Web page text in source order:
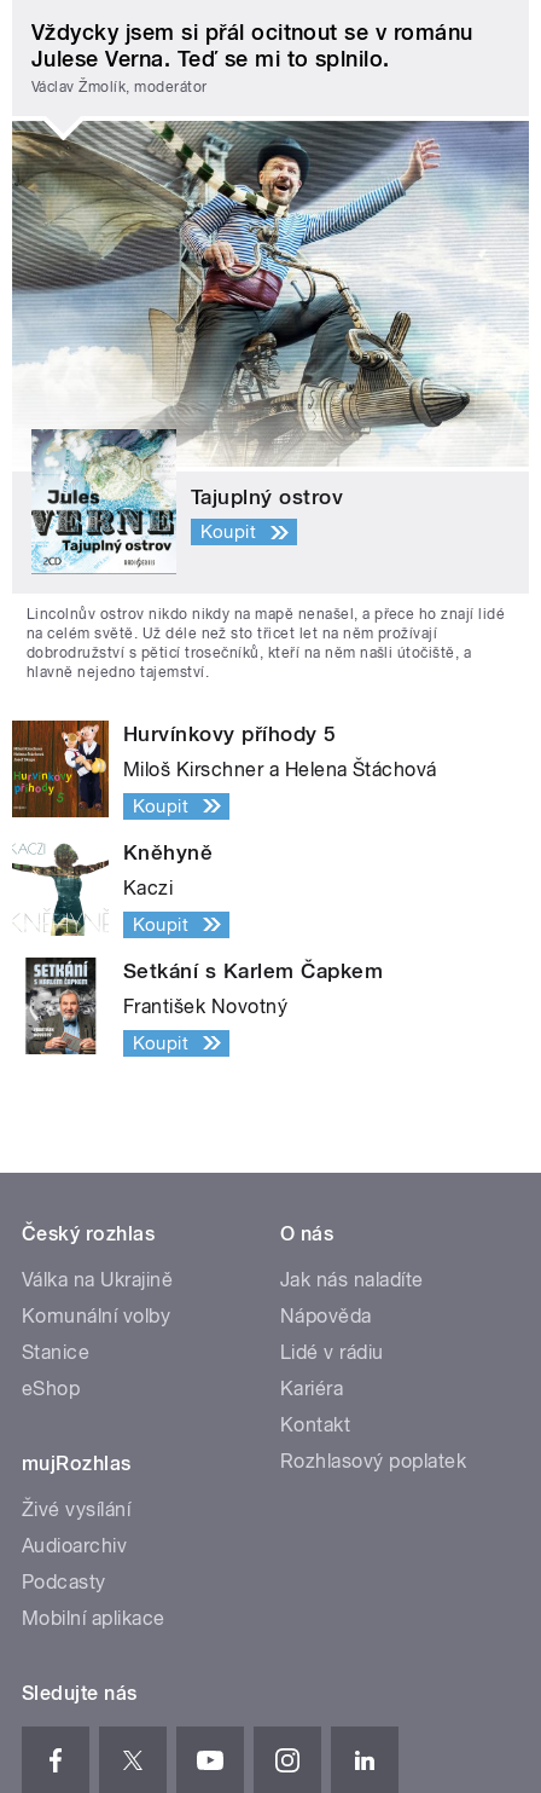
Vždycky jsem si přál ocitnout se v románu
Julese Verna. Teď se mi to splnilo.
Václav Žmolík, moderátor
Tajuplný ostrov
Koupit
Lincolnův ostrov nikdo nikdy na mapě nenašel, a přece ho znají lidé
na celém světě. Už déle než sto třicet let na něm prožívají
dobrodružství s pěticí trosečníků, kteří na něm našli útočiště, a
hlavně nejedno tajemství.
Hurvínkovy příhody 5
Miloš Kirschner a Helena Štáchová
Koupit
Kněhyně
Kaczi
Koupit
Setkání s Karlem Čapkem
František Novotný
Koupit
Český rozhlas
Válka na Ukrajině
Komunální volby
Stanice
eShop
mujRozhlas
Živé vysílání
Audioarchiv
Podcasty
Mobilní aplikace
O nás
Jak nás naladíte
Nápověda
Lidé v rádiu
Kariéra
Kontakt
Rozhlasový poplatek
Sledujte nás